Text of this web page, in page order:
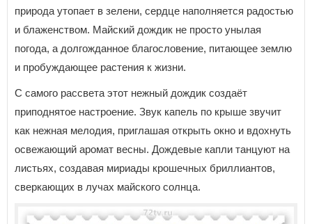
природа утопает в зелени, сердце наполняется радостью
и блаженством. Майский дождик не просто унылая
погода, а долгожданное благословение, питающее землю
и пробуждающее растения к жизни.
С самого рассвета этот нежный дождик создаёт
приподнятое настроение. Звук капель по крыше звучит
как нежная мелодия, приглашая открыть окно и вдохнуть
освежающий аромат весны. Дождевые капли танцуют на
листьях, создавая мириады крошечных бриллиантов,
сверкающих в лучах майского солнца.